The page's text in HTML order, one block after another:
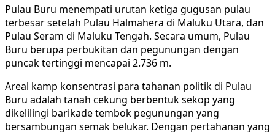
Pulau Buru menempati urutan ketiga gugusan pulau
terbesar setelah Pulau Halmahera di Maluku Utara, dan
Pulau Seram di Maluku Tengah. Secara umum, Pulau
Buru berupa perbukitan dan pegunungan dengan
puncak tertinggi mencapai 2.736 m.
Areal kamp konsentrasi para tahanan politik di Pulau
Buru adalah tanah cekung berbentuk sekop yang
dikelilingi barikade tembok pegunungan yang
bersambungan semak belukar. Dengan pertahanan yang